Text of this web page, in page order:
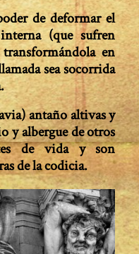
de deformar el
(que sufren
en
sea socorrida
antaño altivas y
y albergue de otros
de vida y son
de la codicia.